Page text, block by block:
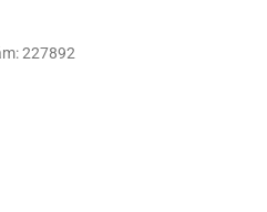
227892